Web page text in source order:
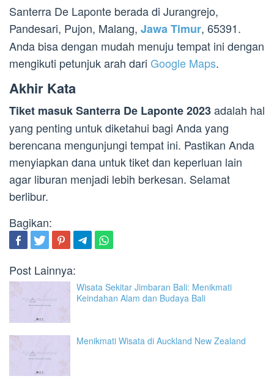
Santerra De Laponte berada di Jurangrejo,
Pandesari, Pujon, Malang, Jawa Timur, 65391.
Anda bisa dengan mudah menuju tempat ini dengan
mengikuti petunjuk arah dari Google Maps.
Akhir Kata
Tiket masuk Santerra De Laponte 2023adalah hal
yang penting untuk diketahui bagi Anda yang
berencana mengunjungi tempat ini. Pastikan Anda
menyiapkan dana untuk tiket dan keperluan lain
agar liburan menjadi lebih berkesan. Selamat
berlibur.
Bagikan:
Post Lainnya:
Wisata Sekitar Jimbaran Bali: Menikmati
Keindahan Alam dan Budaya Bali
Menikmati Wisata di Auckland New Zealand